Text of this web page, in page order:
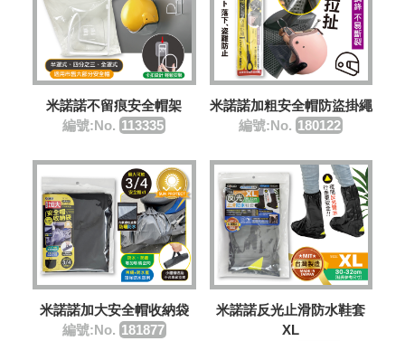
米諾諾不留痕安全帽架
編號:No. 113335
米諾諾加粗安全帽防盜掛繩
編號:No. 180122
米諾諾加大安全帽收納袋
編號:No. 181877
米諾諾反光止滑防水鞋套
XL